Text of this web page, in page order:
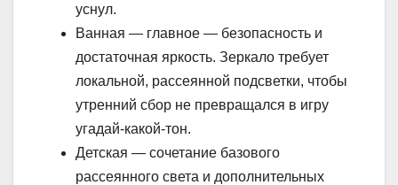
уснул.
Ванная — главное — безопасность и
достаточная яркость. Зеркало требует
локальной, рассеянной подсветки, чтобы
утренний сбор не превращался в игру
угадай-какой-тон.
Детская — сочетание базового
рассеянного света и дополнительных